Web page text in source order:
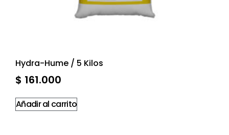
Hydra-Hume / 5 Kilos
$ 161.000
Añadir al carrito